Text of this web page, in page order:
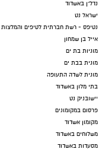
נדל"ן באשדוד
ישראל נט
נטיפס - רשת חברתית לטיפים והמלצות
אייל בן שמחון
מוניות בת ים
מונית בבת ים
מונית לשדה התעופה
בתי מלון באשדוד
יישובניק נט
פרסום במקומונים
מקומון אשדוד
משלוחים באשדוד
מסעדות באשדוד